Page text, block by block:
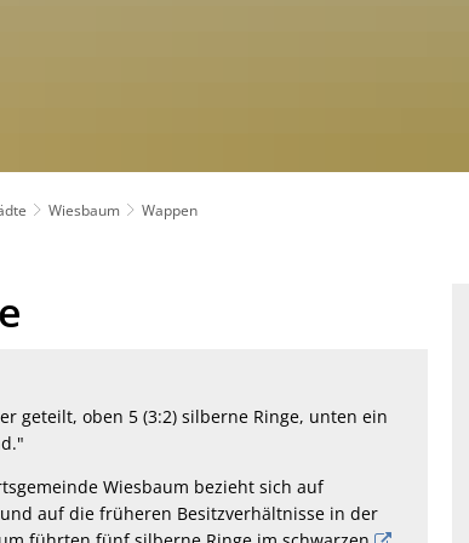
Wiesbaum Wappen
geteilt, oben 5 (3:2) silberne Ringe, unten ein
Wiesbaum bezieht sich auf
auf die früheren Besitzverhältnisse in der